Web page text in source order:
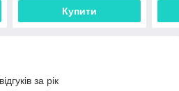
Купити
за рік